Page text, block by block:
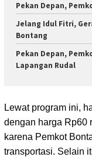
Pekan Depan,
Jelang Idul Fitri,
Bontang
Pekan Depan,
Lapangan Rudal
Lewat program ini,
dengan harga Rp60
karena Pemkot
transportasi. Selain